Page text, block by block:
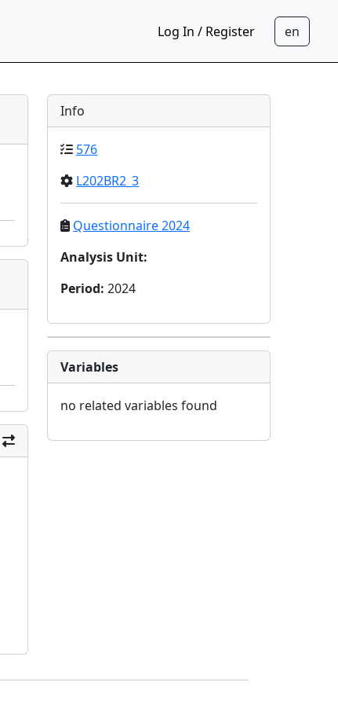
Log In / Register
Info
576
L202BR2_3
Questionnaire 2024
Analysis Unit:
Period:2024
Variables
no related variables found